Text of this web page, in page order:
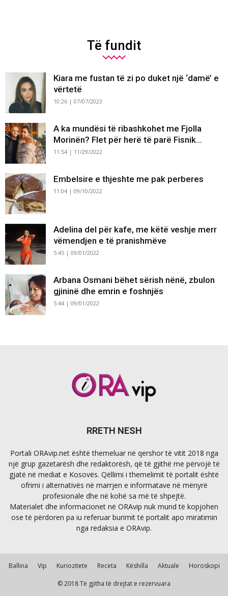
Të fundit
Kiara me fustan të zi po duket një ‘damë’ e
vërtetë
10:26 | 07/07/2023
A ka mundësi të ribashkohet me Fjolla
Morinën? Flet për herë të parë Fisnik...
11:54 | 11/29/2022
Embelsire e thjeshte me pak perberes
11:04 | 09/10/2022
Adelina del për kafe, me këtë veshje merr
vëmendjen e të pranishmëve
5:45 | 09/01/2022
Arbana Osmani bëhet sërish nënë, zbulon
gjininë dhe emrin e foshnjës
5:44 | 09/01/2022
RRETH NESH
Portali ORAvip.net është themeluar në qershor të vitit 2018 nga
një grup gazetarësh dhe redaktorësh, që të gjithë me përvojë të
gjatë në mediat e Kosovës. Qëllimi i themelimit të portalit është
ofrimi i alternativës në marrjen e informatave në mënyrë
profesionale dhe në kohë sa më të shpejtë.
Materialet dhe informacionet në ORAvip nuk mund të kopjohen
ose të përdoren pa iu referuar burimit të portalit apo miratimin
nga redaksia e ORAvip.
Ballina Vip Kuriozitete Receta Këshilla Aktuale Horoskopi
© 2018 Të gjitha të drejtat e rezervuara